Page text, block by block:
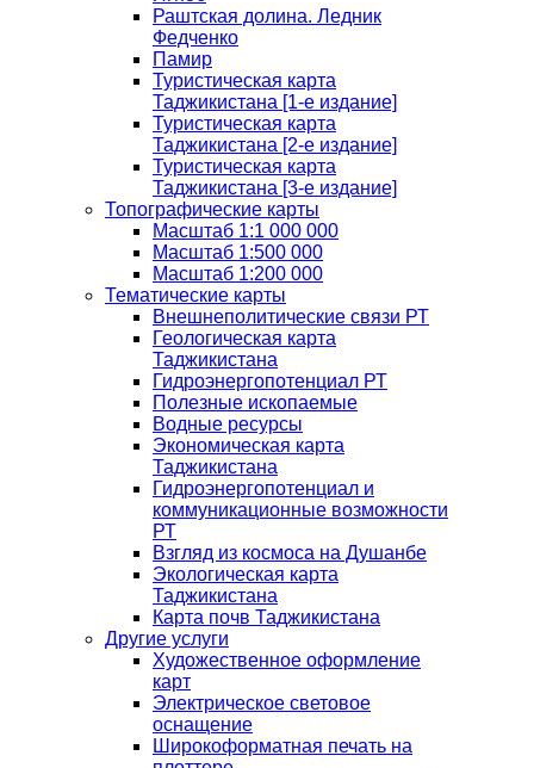
Раштская долина. Ледник
Федченко
Памир
Туристическая карта
Таджикистана [1-е издание]
Туристическая карта
Таджикистана [2-е издание]
Туристическая карта
Таджикистана [3-е издание]
Топографические карты
Масштаб 1:1 000 000
Масштаб 1:500 000
Масштаб 1:200 000
Тематические карты
Внешнеполитические связи РТ
Геологическая карта
Таджикистана
Гидроэнергопотенциал РТ
Полезные ископаемые
Водные ресурсы
Экономическая карта
Таджикистана
Гидроэнергопотенциал и
коммуникационные возможности
РТ
Взгляд из космоса на Душанбе
Экологическая карта
Таджикистана
Карта почв Таджикистана
Другие услуги
Художественное оформление
карт
Электрическое световое
оснащение
Широкоформатная печать на